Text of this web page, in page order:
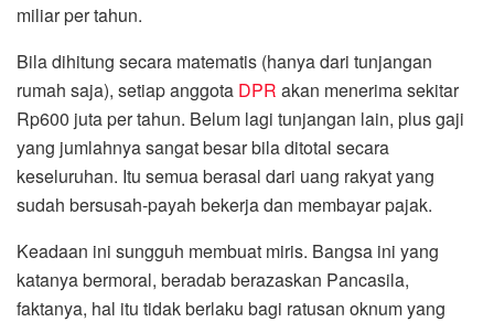
miliar per tahun.
Bila dihitung secara matematis (hanya dari tunjangan
rumah saja), setiap anggota DPR akan menerima sekitar
Rp600 juta per tahun. Belum lagi tunjangan lain, plus gaji
yang jumlahnya sangat besar bila ditotal secara
keseluruhan. Itu semua berasal dari uang rakyat yang
sudah bersusah-payah bekerja dan membayar pajak.
Keadaan ini sungguh membuat miris. Bangsa ini yang
katanya bermoral, beradab berazaskan Pancasila,
faktanya, hal itu tidak berlaku bagi ratusan oknum yang